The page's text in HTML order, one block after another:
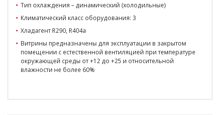
Тип охлаждения – динамический (холодильные)
Климатический класс оборудования: 3
Хладагент R290, R404a
Витрины предназначены для эксплуатации в закрытом
помещении с естественной вентиляцией при температуре
окружающей среды от +12 до +25 и относительной
влажности не более 60%